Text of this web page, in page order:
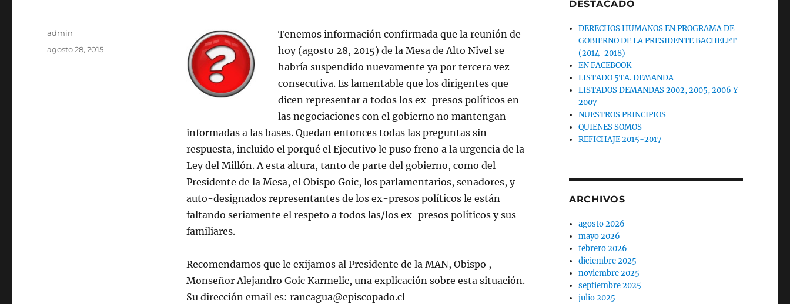
Tenemos información confirmada que la reunión de
hoy (agosto 28, 2015) de la Mesa de Alto Nivel se
habría suspendido nuevamente ya por tercera vez
consecutiva. Es lamentable que los dirigentes que
dicen representar a todos los ex-presos políticos en
las negociaciones con el gobierno no mantengan
informadas a las bases. Quedan entonces todas las preguntas sin
respuesta, incluido el porqué el Ejecutivo le puso freno a la urgencia de la
Ley del Millón. A esta altura, tanto de parte del gobierno, como del
Presidente de la Mesa, el Obispo Goic, los parlamentarios, senadores, y
auto-designados representantes de los ex-presos políticos le están
faltando seriamente el respeto a todos las/los ex-presos políticos y sus
familiares.
Recomendamos que le exijamos al Presidente de la MAN, Obispo ,
Monseñor Alejandro Goic Karmelic, una explicación sobre esta situación.
Su dirección email es: rancagua@episcopado.cl
Autor
admin
Publicado
agosto 28, 2015
DESTACADO
DERECHOS HUMANOS EN PROGRAMA DE
GOBIERNO DE LA PRESIDENTE BACHELET
(2014-2018)
EN FACEBOOK
LISTADO 5TA. DEMANDA
LISTADOS DEMANDAS 2002, 2005, 2006 Y
2007
NUESTROS PRINCIPIOS
QUIENES SOMOS
REFICHAJE 2015-2017
ARCHIVOS
agosto 2026
mayo 2026
febrero 2026
diciembre 2025
noviembre 2025
septiembre 2025
julio 2025